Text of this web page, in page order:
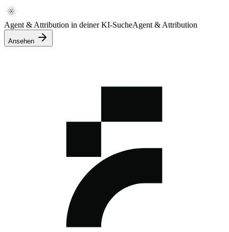
Agent & Attribution in deiner KI-SucheAgent & Attribution
Ansehen